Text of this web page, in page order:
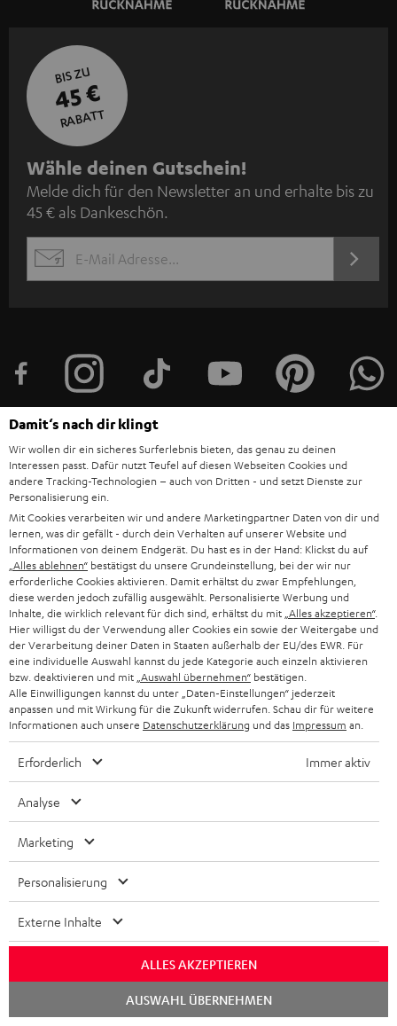
BIS ZU
45 €
RABATT
N
e
w
s
l
e
r
a
n
m
e
l
d
u
n
g
Wähle deinen Gutschein!
Melde dich für den Newsletter an und erhalte bis zu
45 € als Dankeschön.
EMAIL
JETZT
Kategorien
HEIMKINO-KOMPLETTANLAGEN
SOUNDBAR
HIFI-LAUTSPRECHER
SMART HOME
BLUETOOTH-LAUTSPRECHER
KOPFHÖRER
BLUETOOTH-KOPFHÖRER
STEREOANLAGEN
LAUTSPRECHER
ULTIMA-SERIE
NEUHEITEN
Unternehmen
SUPPORT
KARRIERE
PRESSE & MARKETING
GESCHÄFTSKUNDEN
PARTNERPROGRAMM
UNSER MANAGEMENT
NACHHALTIGKEIT
Teufel Onlineshops
DEUTSCHLAND
ÖSTERREICH
SCHWEIZ
BELGIEN
FRANKREICH
SPANIEN
Technische Änderungen, Tippfehler und Irrtum vorbehalten. Das auf unseren
Damit‘s nach dir klingt
Wir wollen dir ein sicheres Surferlebnis bieten, das genau zu deinen
Interessen passt. Dafür nutzt Teufel auf diesen Webseiten Cookies und
andere Tracking-Technologien – auch von Dritten - und setzt Dienste zur
Personalisierung ein.
Mit Cookies verarbeiten wir und andere Marketingpartner Daten von dir und
lernen, was dir gefällt - durch dein Verhalten auf unserer Website und
Informationen von deinem Endgerät. Du hast es in der Hand: Klickst du auf
„Alles ablehnen“ bestätigst du unsere Grundeinstellung, bei der wir nur
erforderliche Cookies aktivieren. Damit erhältst du zwar Empfehlungen,
diese werden jedoch zufällig ausgewählt. Personalisierte Werbung und
Inhalte, die wirklich relevant für dich sind, erhältst du mit „Alles akzeptieren“.
Hier willigst du der Verwendung aller Cookies ein sowie der Weitergabe und
der Verarbeitung deiner Daten in Staaten außerhalb der EU/des EWR. Für
eine individuelle Auswahl kannst du jede Kategorie auch einzeln aktivieren
bzw. deaktivieren und mit „Auswahl übernehmen“ bestätigen.
Alle Einwilligungen kannst du unter „Daten-Einstellungen“ jederzeit
anpassen und mit Wirkung für die Zukunft widerrufen. Schau dir für weitere
Informationen auch unsere Datenschutzerklärung und das Impressum an.
Erforderlich Immer aktiv
Analyse
Marketing
Personalisierung
Externe Inhalte
ALLES AKZEPTIEREN
AUSWAHL ÜBERNEHMEN